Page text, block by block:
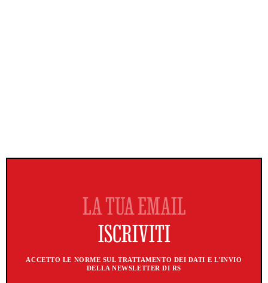
ACCETTO LE NORME SUL TRATTAMENTO DEI DATI E L'INVIO
DELLA NEWSLETTER DI RS